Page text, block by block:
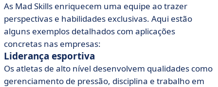
As Mad Skills enriquecem uma equipe ao trazer
perspectivas e habilidades exclusivas. Aqui estão
alguns exemplos detalhados com aplicações
concretas nas empresas:
Liderança esportiva
Os atletas de alto nível desenvolvem qualidades como
gerenciamento de pressão, disciplina e trabalho em